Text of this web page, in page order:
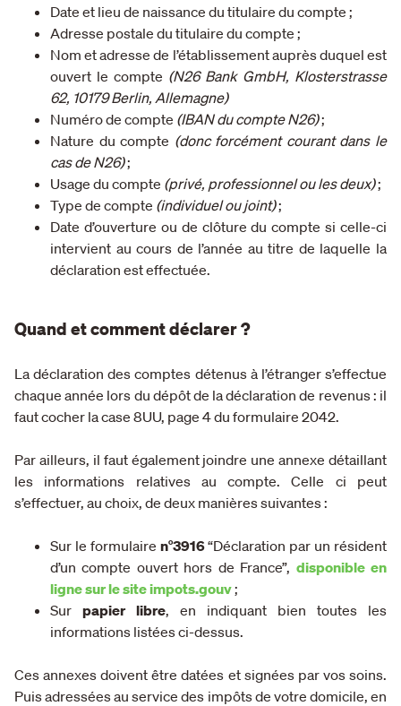
Date et lieu de naissance du titulaire du compte ;
Adresse postale du titulaire du compte ;
Nom et adresse de l’établissement auprès duquel est
ouvert le compte (N26 Bank GmbH, Klosterstrasse
62, 10179 Berlin, Allemagne)
Numéro de compte (IBAN du compte N26);
Nature du compte (donc forcément courant dans le
cas de N26);
Usage du compte (privé, professionnel ou les deux);
Type de compte (individuel ou joint);
Date d’ouverture ou de clôture du compte si celle-ci
intervient au cours de l’année au titre de laquelle la
déclaration est effectuée.
Quand et comment déclarer ?
La déclaration des comptes détenus à l’étranger s’effectue
chaque année lors du dépôt de la déclaration de revenus : il
faut cocher la case 8UU, page 4 du formulaire 2042.
Par ailleurs, il faut également joindre une annexe détaillant
les informations relatives au compte. Celle ci peut
s’effectuer, au choix, de deux manières suivantes :
Sur le formulaire n°3916“Déclaration par un résident
d’un compte ouvert hors de France”, disponible en
ligne sur le site impots.gouv;
Sur papier libre, en indiquant bien toutes les
informations listées ci-dessus.
Ces annexes doivent être datées et signées par vos soins.
Puis adressées au service des impôts de votre domicile, en